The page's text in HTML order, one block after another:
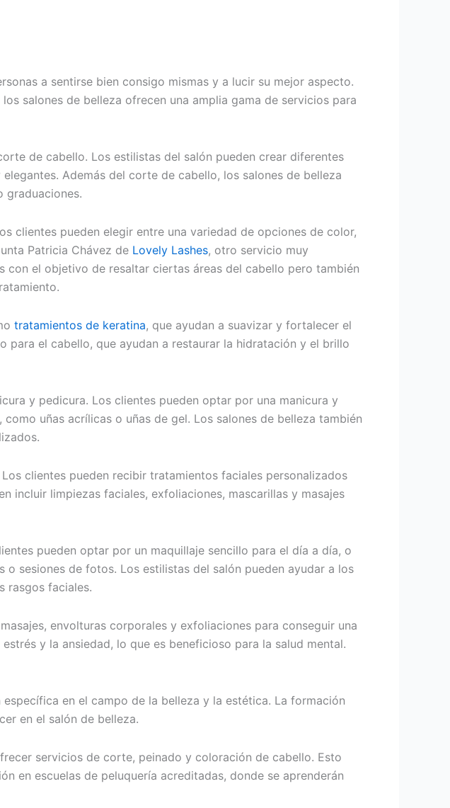
a sentirse bien consigo mismas y a lucir su mejor aspecto.
salones de belleza ofrecen una amplia gama de servicios para
de cabello. Los estilistas del salón pueden crear diferentes
Además del corte de cabello, los salones de belleza
graduaciones.
clientes pueden elegir entre una variedad de opciones de color,
Patricia Chávez de Lovely Lashes, otro servicio muy
con el objetivo de resaltar ciertas áreas del cabello pero también
tratamientos de keratina, que ayudan a suavizar y fortalecer el
el cabello, que ayudan a restaurar la hidratación y el brillo
y pedicura. Los clientes pueden optar por una manicura y
uñas acrílicas o uñas de gel. Los salones de belleza también
clientes pueden recibir tratamientos faciales personalizados
incluir limpiezas faciales, exfoliaciones, mascarillas y masajes
pueden optar por un maquillaje sencillo para el día a día, o
sesiones de fotos. Los estilistas del salón pueden ayudar a los
rasgos faciales.
envolturas corporales y exfoliaciones para conseguir una
y la ansiedad, lo que es beneficioso para la salud mental.
en el campo de la belleza y la estética. La formación
en el salón de belleza.
servicios de corte, peinado y coloración de cabello. Esto
en escuelas de peluquería acreditadas, donde se aprenderán